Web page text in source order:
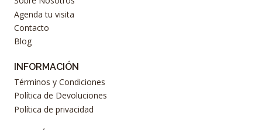
Agenda tu visita
Contacto
Blog
INFORMACIÓN
Términos y Condiciones
Política de Devoluciones
Política de privacidad